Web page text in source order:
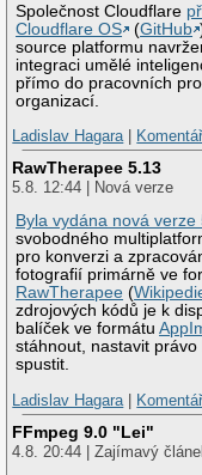
Společnost Cloudflare
Cloudflare OS
(GitHub
source platformu
integraci umělé
přímo do pracovních
organizací.
Ladislav Hagara|
RawTherapee 5.13
5.8. 12:44 | Nová verze
Byla vydána nová verze
svobodného
pro konverzi a
fotografií primárně ve
RawTherapee (
zdrojových kódů je k
balíček ve formátu
stáhnout, nastavit
spustit.
Ladislav Hagara|
FFmpeg 9.0 "Lei"
4.8. 20:44 | Zajímavý